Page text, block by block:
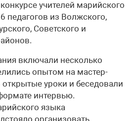
учителей марийского
педагогов из Волжского,
Советского и
включали несколько
опытом на мастер-
открытые уроки и беседовали
интервью.
языка
организовать